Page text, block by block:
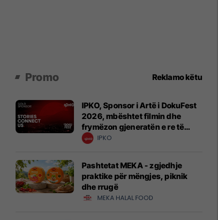
Promo Reklamo këtu
IPKO, Sponsor i Artë i DokuFest
2026, mbështet filmin dhe
frymëzon gjeneratën e re të
krijuesve
IPKO
Pashtetat MEKA - zgjedhje
praktike për mëngjes, piknik
dhe rrugë
MEKA HALAL FOOD